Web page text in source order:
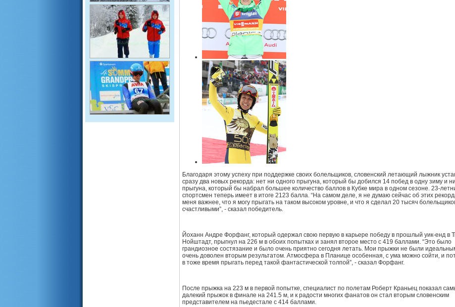
Благодаря этому успеху при поддержке своих болельщиков, словенский летающий лыжник
сразу два новых рекорда: нет ни одного прыгуна, который бы добился 14 побед в одну зиму и
прыгуна, который бы набрал большее количество баллов в Кубке мира в одном сезоне. 23-
спортсмен теперь имеет в итоге 2123 балла. “На самом деле, я не думаю сейчас об этих
меня важнее, что я могу прыгать на таком высоком уровне, и что я сделал 20 тысяч
счастливыми”, - сказал победитель.
Йоханн Андре Форфанг, который одержал свою первую в карьере победу в прошлый уик-енд в
Нойштадт, прыгнул на 226 м в обоих попытках и занял второе место с 419 баллами. “Это было
грандиозное состязание и было очень приятно сегодня летать. Мои прыжки не были
очень доволен вторым результатом. Атмосфера в Планице особенная, с ума можно сойти, и
в тоже время прыгать перед такой фантастической толпой”, - сказал Форфанг.
После прыжка на 223 м в первой попытке, специалист по полетам Роберт Краньец показал
далекий прыжок в финале на 241.5 м, и к радости многих фанатов он стал вторым словенским
представителем на пьедестале с 414 баллами.